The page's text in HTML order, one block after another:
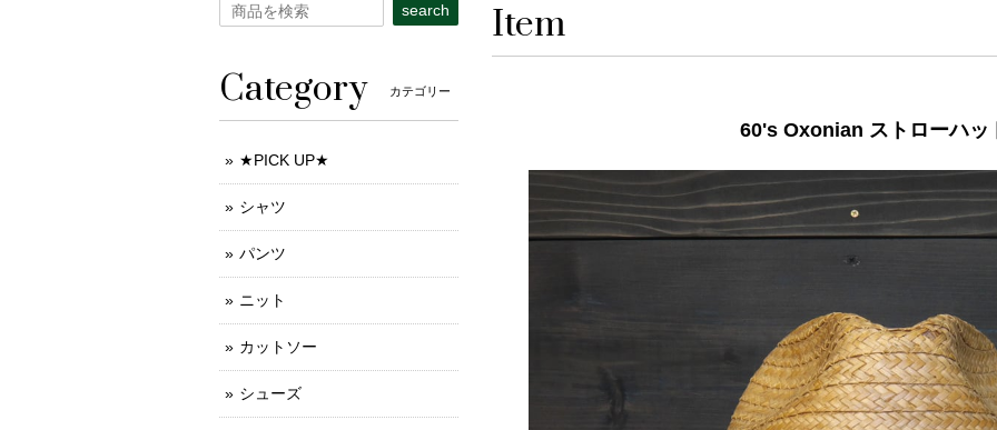
Item
60's Oxonian ストローハ
search
Category カテゴリー
★PICK UP★
シャツ
パンツ
ニット
カットソー
シューズ